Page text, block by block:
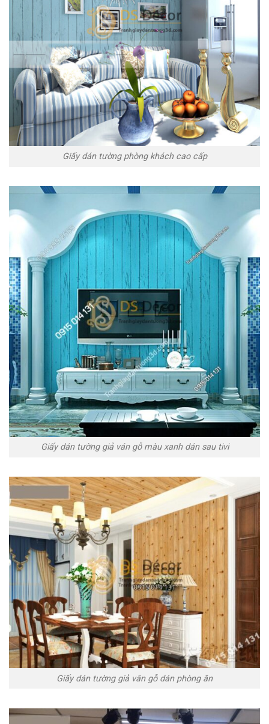
Giấy dán tường phòng khách cao cấp
Giấy dán tường giả ván gỗ màu xanh dán sau tivi
Giấy dán tường giả vân gỗ dán phòng ăn